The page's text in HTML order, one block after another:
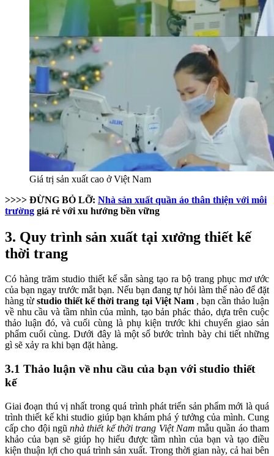
Giá trị sản xuất cao ở Việt Nam
>>>> ĐỪNG BỎ LỠ: Nhà sản xuất quần áo thân thiện với môi
trường giá rẻ với xu hướng bền vững
3. Quy trình sản xuất tại xưởng thiết kế
thời trang
Có hàng trăm studio thiết kế sẵn sàng tạo ra bộ trang phục mơ ước
của bạn ngay trước mắt bạn. Nếu bạn đang tự hỏi làm thế nào để đặt
hàng từstudio thiết kế thời trang tại Việt Nam , bạn cần thảo luận
về nhu cầu và tầm nhìn của mình, tạo bản phác thảo, dựa trên cuộc
thảo luận đó, và cuối cùng là phụ kiện trước khi chuyển giao sản
phẩm cuối cùng. Dưới đây là một số bước trình bày chi tiết những
gì sẽ xảy ra khi bạn đặt hàng.
3.1 Thảo luận về nhu cầu của bạn với studio thiết
kế
Giai đoạn thú vị nhất trong quá trình phát triển sản phẩm mới là quá
trình thiết kế khi studio giúp bạn khám phá ý tưởng của mình. Cung
cấp cho đội ngũnhà thiết kế thời trang Việt Nammẫu quần áo tham
khảo của bạn sẽ giúp họ hiểu được tầm nhìn của bạn và tạo điều
kiện thuận lợi cho quá trình sản xuất. Trong thời gian này, cả hai bên